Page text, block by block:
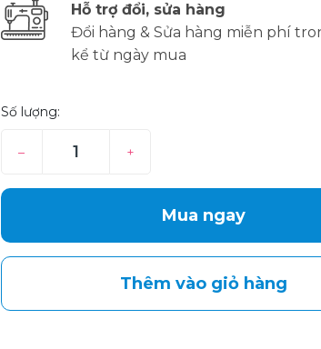
Hỗ trợ đổi, sửa hàng
Đổi hàng & Sửa hàng miễn phí
kể từ ngày mua
Số lượng:
– +
Mua ngay
Thêm vào giỏ hàng